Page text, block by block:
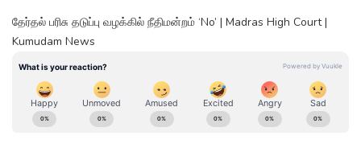
தேர்தல் பரிசு தடுப்பு வழக்கில் நீதிமன்றம் ‘No’ | Madras High Court |
Kumudam News